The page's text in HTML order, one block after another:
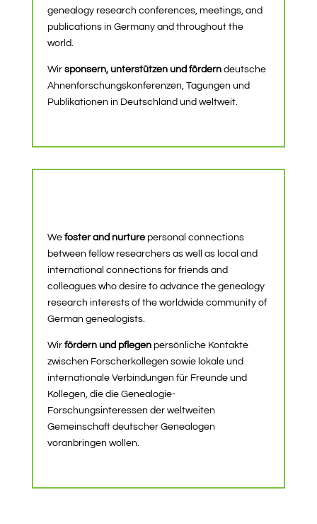
genealogy research conferences, meetings, and
publications in Germany and throughout the
world.
Wir sponsern, unterstützen und förderndeutsche
Ahnenforschungskonferenzen, Tagungen und
Publikationen in Deutschland und weltweit.
We foster and nurturepersonal connections
between fellow researchers as well as local and
international connections for friends and
colleagues who desire to advance the genealogy
research interests of the worldwide community of
German genealogists.
Wir fördern und pflegenpersönliche Kontakte
zwischen Forscherkollegen sowie lokale und
internationale Verbindungen für Freunde und
Kollegen, die die Genealogie-
Forschungsinteressen der weltweiten
Gemeinschaft deutscher Genealogen
voranbringen wollen.